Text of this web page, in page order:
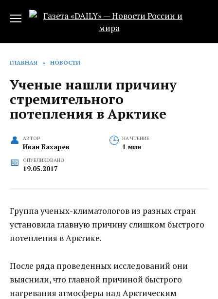
ГЛАВНАЯ » НОВОСТИ
Ученые нашли причину
стремительного
потепления в Арктике
АВТОР
Иван Бахарев
НА ЧТЕНИЕ
1 мин
ОПУБЛИКОВАНО
19.05.2017
Группа ученых-климатологов из разных стран
установила главную причину слишком быстрого
потепления в Арктике.
После ряда проведенных исследований они
выяснили, что главной причиной быстрого
нагревания атмосферы над Арктическим